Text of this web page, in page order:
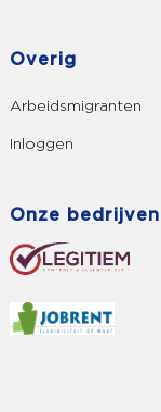
Overig
Arbeidsmigranten
Inloggen
Onze bedrijven